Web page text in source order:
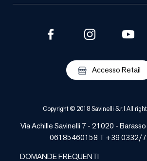
Accesso Retail
Copyright © 2018 Savinelli S.r.l All
Via Achille Savinelli 7 - 21020 -Barasso
06185460158 T +39 0332/
DOMANDE FREQUENTI